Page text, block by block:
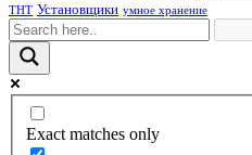
ТНТ Установщики умное хранение
Exact matches only